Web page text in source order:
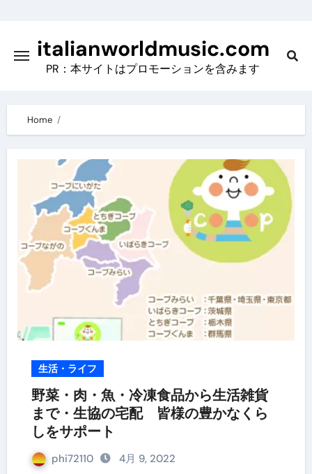
contentitalianworldmusic.com
PR：本サイトはプロモーションを含みます
Home
生活・ライフ
野菜・肉・魚・冷凍食品から生活雑貨
まで・生協の宅配 皆様の豊かなくら
しをサポート
phi72110 4月 9, 2022